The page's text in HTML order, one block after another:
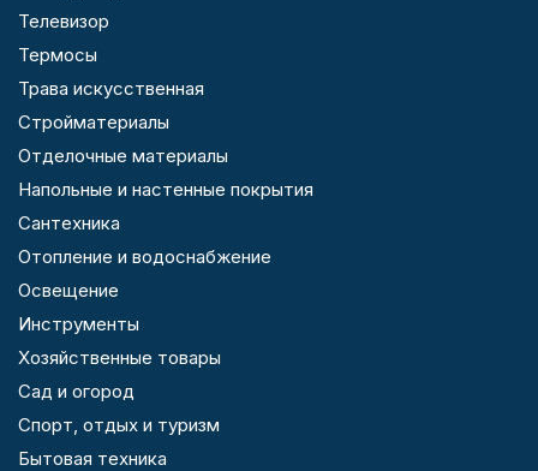
Телевизор
Термосы
Трава искусственная
Стройматериалы
Отделочные материалы
Напольные и настенные покрытия
Сантехника
Отопление и водоснабжение
Освещение
Инструменты
Хозяйственные товары
Сад и огород
Спорт, отдых и туризм
Бытовая техника